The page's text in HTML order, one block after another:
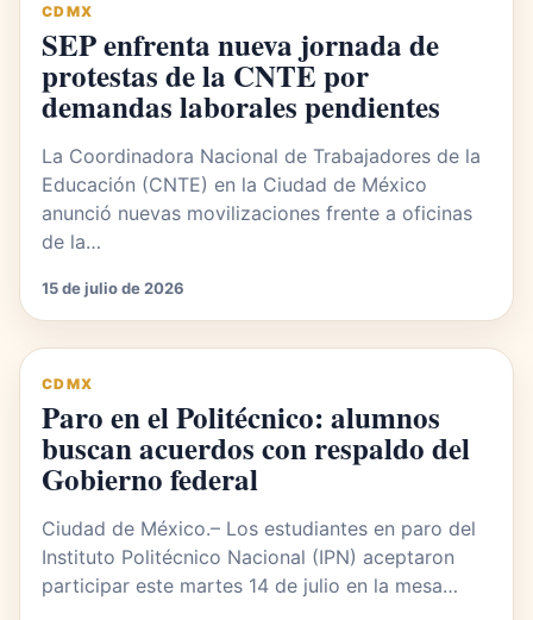
CDMX
SEP enfrenta nueva jornada de
protestas de la CNTE por
demandas laborales pendientes
La Coordinadora Nacional de Trabajadores de la
Educación (CNTE) en la Ciudad de México
anunció nuevas movilizaciones frente a oficinas
de la…
15 de julio de 2026
CDMX
Paro en el Politécnico: alumnos
buscan acuerdos con respaldo del
Gobierno federal
Ciudad de México.– Los estudiantes en paro del
Instituto Politécnico Nacional (IPN) aceptaron
participar este martes 14 de julio en la mesa…